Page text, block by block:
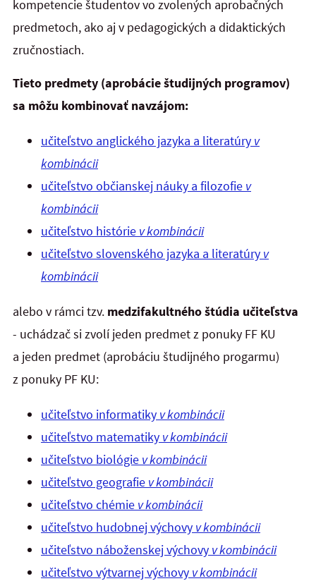
kompetencie študentov vo zvolených aprobačných
predmetoch, ako aj v pedagogických a didaktických
zručnostiach.
Tieto predmety (aprobácie študijných programov)
sa môžu kombinovať navzájom:
učiteľstvo anglického jazyka a literatúry v
kombinácii
učiteľstvo občianskej náuky a filozofie v
kombinácii
učiteľstvo histórie v kombinácii
učiteľstvo slovenského jazyka a literatúry v
kombinácii
alebo v rámci tzv. medzifakultného štúdia učiteľstva
- uchádzač si zvolí jeden predmet z ponuky FF KU
a jeden predmet (aprobáciu študijného progarmu)
z ponuky PF KU:
učiteľstvo informatiky v kombinácii
učiteľstvo matematiky v kombinácii
učiteľstvo biológie v kombinácii
učiteľstvo geografie v kombinácii
učiteľstvo chémie v kombinácii
učiteľstvo hudobnej výchovy v kombinácii
učiteľstvo náboženskej výchovy v kombinácii
učiteľstvo výtvarnej výchovy v kombinácii